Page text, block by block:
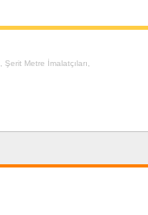
Şerit Metre İmalatçıları